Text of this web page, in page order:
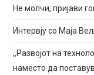
Не молчи, пријави
Интервју со Маја
,,Развојот на
наместо да